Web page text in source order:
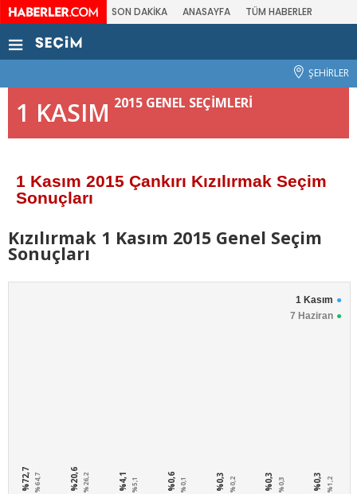
SON DAKİKA ANASAYFA TÜM HABERLER
ŞEHİRLER
1 KASIM 2015 GENEL SEÇİMLERİ
1 Kasım 2015 Çankırı Kızılırmak Seçim
Sonuçları
Kızılırmak 1 Kasım 2015 Genel Seçim
Sonuçları
1 Kasım
7 Haziran
%72,7 %64,7 %20,6 %26,2 %4,1 %5,1 %0,6 %0,1 %0,3 %0,2 %0,3 %0,3 %0,3 %1,2